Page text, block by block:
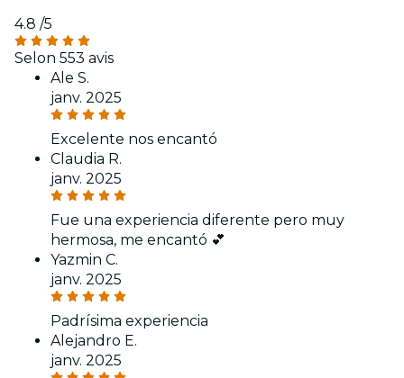
4.8 /5
Selon 553 avis
Ale S.
janv. 2025
Excelente nos encantó
Claudia R.
janv. 2025
Fue una experiencia diferente pero muy
hermosa, me encantó 💕
Yazmin C.
janv. 2025
Padrísima experiencia
Alejandro E.
janv. 2025